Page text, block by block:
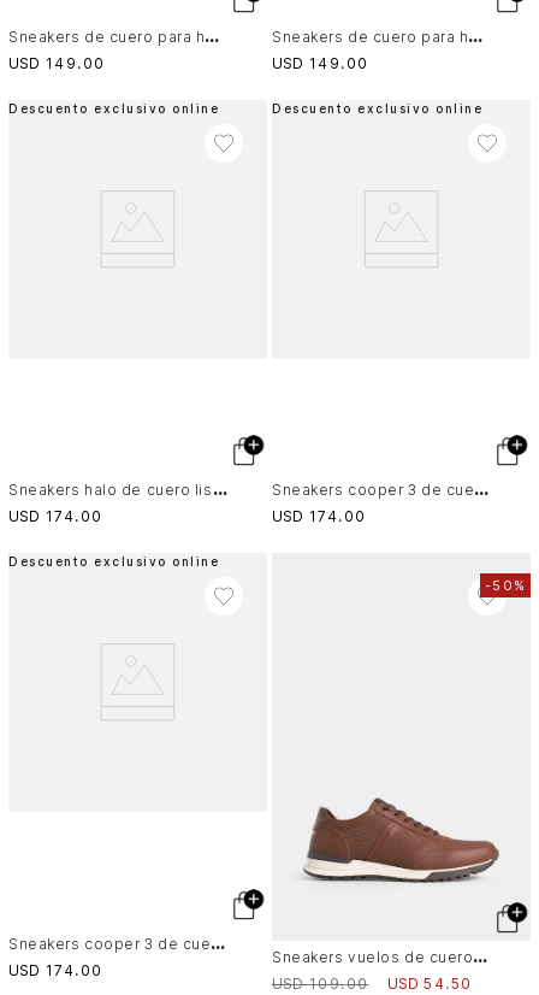
S
neakers de cuero para hombre Ibisa
USD 149 . 00
S
neakers de cuero para hombre Ibisa
USD 149 . 00
Descuento exclusivo online
S
neakers halo de cuero liso y de textura gamuzada para hombre silueta deportiva
USD 174. 00
Descuento exclusivo online
S
neakers cooper 3 de cuero para hombre spoiler en contraste
USD 174. 00
Descuento exclusivo online
S
neakers cooper 3 de cuero para hombre spoiler en contraste
USD 174. 00
-50%
S
neakers vuelos de cuero para hombre combinación de texturas
USD 109.00 USD 54.50